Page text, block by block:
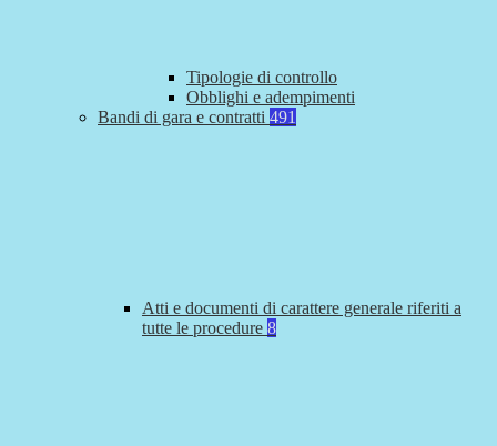
Tipologie di controllo
Obblighi e adempimenti
Bandi di gara e contratti 491
Atti e documenti di carattere generale riferiti a
tutte le procedure 8